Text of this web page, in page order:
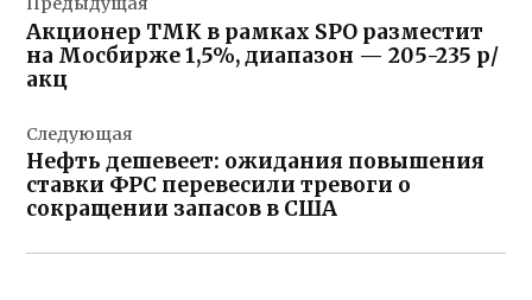
по
записям
Акционер ТМК в рамках SPO разместит
на Мосбирже 1,5%, диапазон — 205-235 р/
акц
Следующая
Нефть дешевеет: ожидания повышения
ставки ФРС перевесили тревоги о
сокращении запасов в США